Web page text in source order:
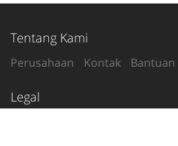
Tentang Kami
Perusahaan Kontak Bantuan
Legal